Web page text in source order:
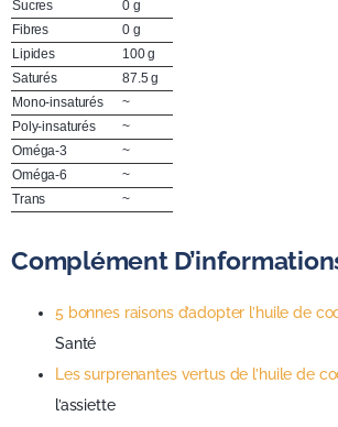
Sucres
0 g
Fibres
0 g
Lipides
100 g
Saturés
87.5 g
Mono-insaturés
~
Poly-insaturés
~
Oméga-3
~
Oméga-6
~
Trans
~
Complément
5 bonnes raisons d’adopter l’huile de
Santé
Les surprenantes vertus de l’huile de
l’assiette